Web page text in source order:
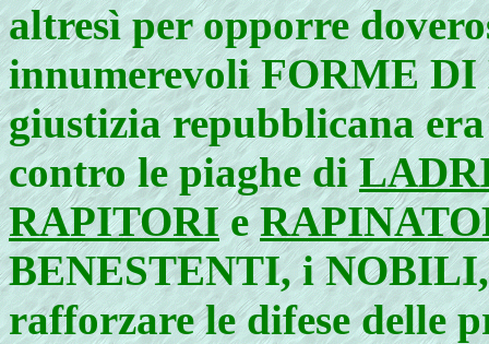
altresì per opporre
innumerevoli FORME
giustizia repubblicana
contro le piaghe di
RAPITORIe
BENESTENTI, i
rafforzare le difese delle